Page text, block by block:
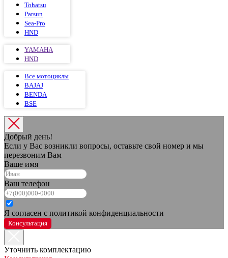
Tohatsu
Parsun
Sea-Pro
HND
YAMAHA
HND
Все мотоциклы
BAJAJ
BENDA
BSE
Добрый день!
Если у Вас возникли вопросы, оставьте свой номер и мы
перезвоним Вам
Ваше имя
Ваш телефон
Я согласен с политикой конфиденциальности
Консультация
Уточнить комплектацию